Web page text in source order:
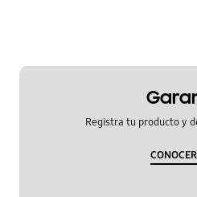
Registra tu producto y